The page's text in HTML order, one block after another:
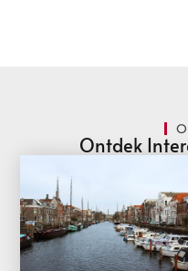
Ontdek